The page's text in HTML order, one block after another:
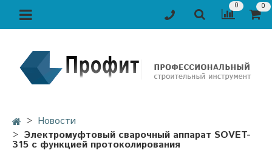
0 0
Новости
Электромуфтовый сварочный аппарат SOVET-
315 с функцией протоколирования